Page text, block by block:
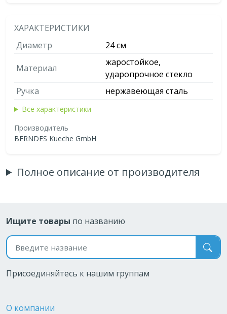
ХАРАКТЕРИСТИКИ
Диаметр
24 см
Материал
жаростойкое,
ударопрочное стекло
Ручка
нержавеющая сталь
Все характеристики
Производитель
BERNDES Kueche GmbH
Полное описание от производителя
Ищите товары по названию
Поиск по названию
Присоединяйтесь к нашим группам
О компании